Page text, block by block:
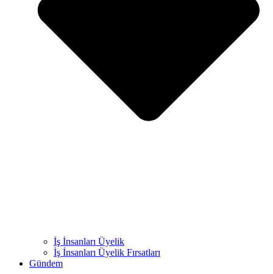
İş İnsanları Üyelik
İş İnsanları Üyelik Fırsatları
Gündem